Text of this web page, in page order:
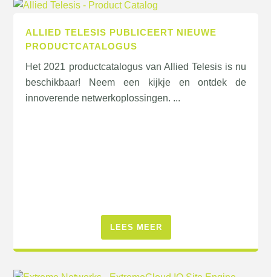
ALLIED TELESIS PUBLICEERT NIEUWE
PRODUCTCATALOGUS
Het 2021 productcatalogus van Allied Telesis is nu
beschikbaar! Neem een kijkje en ontdek de
innoverende netwerkoplossingen. ...
LEES MEER